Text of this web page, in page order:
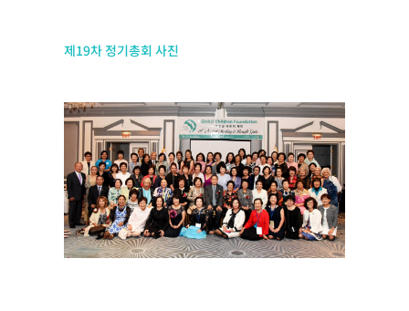
제19차 정기총회 사진